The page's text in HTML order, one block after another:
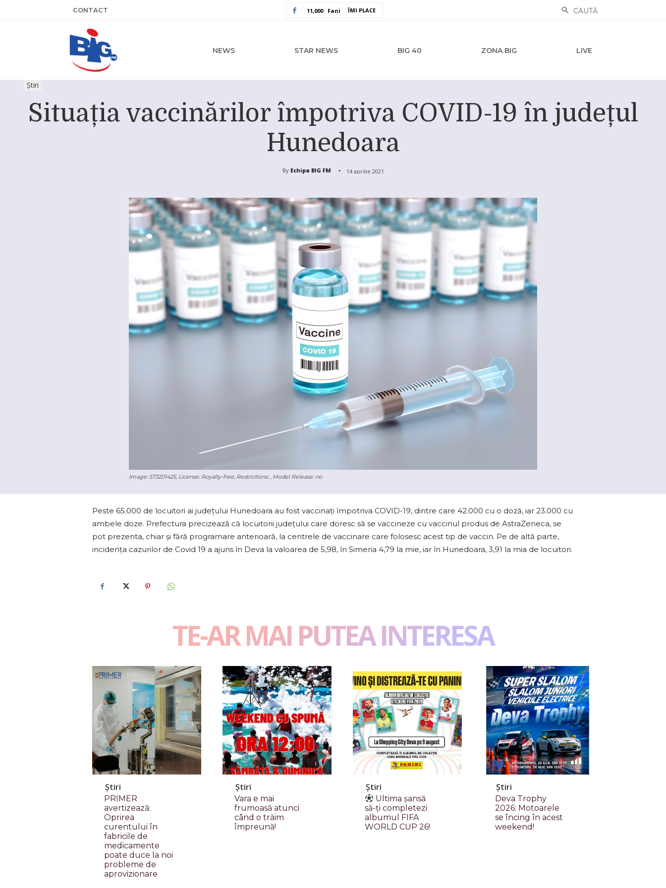
CONTACT 11,000 Fani ÎMI PLACE CAUTĂ
NEWS STAR NEWS BIG 40 ZONA BIG LIVE
Știri
Situația vaccinărilor împotriva COVID-19 în județul
Hunedoara
By Echipa BIG FM 14 aprilie 2021
Image: 573201425, License: Royalty-free, Restrictions: , Model Release: no
Peste 65.000 de locuitori ai judeţului Hunedoara au fost vaccinați împotriva COVID-19, dintre care 42.000 cu o doză, iar 23.000 cu
ambele doze. Prefectura precizează că locuitorii județului care doresc să se vaccineze cu vaccinul produs de AstraZeneca, se
pot prezenta, chiar și fără programare anterioară, la centrele de vaccinare care folosesc acest tip de vaccin. Pe de altă parte,
incidenţa cazurilor de Covid 19 a ajuns în Deva la valoarea de 5,98, în Simeria 4,79 la mie, iar în Hunedoara, 3,91 la mia de locuitori.
TE-AR MAI PUTEA INTERESA
Știri
PRIMER
avertizează:
Oprirea
curentului în
fabricile de
medicamente
poate duce la noi
probleme de
aprovizionare
Știri
Vara e mai
frumoasă atunci
când o trăim
împreună!
Știri
Ultima șansă
să-ți completezi
albumul FIFA
WORLD CUP 26!
Știri
Deva Trophy
2026: Motoarele
se încing în acest
weekend!